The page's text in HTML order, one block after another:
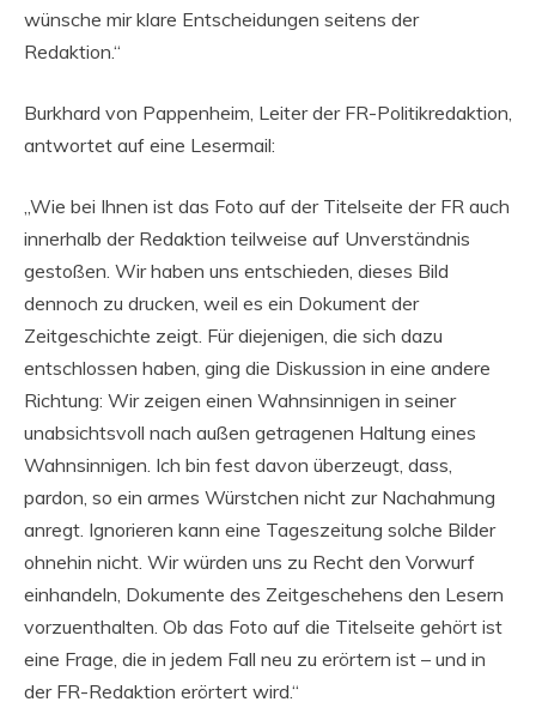
wünsche mir klare Entscheidungen seitens der
Redaktion.“
Burkhard von Pappenheim, Leiter der FR-Politikredaktion,
antwortet auf eine Lesermail:
„Wie bei Ihnen ist das Foto auf der Titelseite der FR auch
innerhalb der Redaktion teilweise auf Unverständnis
gestoßen. Wir haben uns entschieden, dieses Bild
dennoch zu drucken, weil es ein Dokument der
Zeitgeschichte zeigt. Für diejenigen, die sich dazu
entschlossen haben, ging die Diskussion in eine andere
Richtung: Wir zeigen einen Wahnsinnigen in seiner
unabsichtsvoll nach außen getragenen Haltung eines
Wahnsinnigen. Ich bin fest davon überzeugt, dass,
pardon, so ein armes Würstchen nicht zur Nachahmung
anregt. Ignorieren kann eine Tageszeitung solche Bilder
ohnehin nicht. Wir würden uns zu Recht den Vorwurf
einhandeln, Dokumente des Zeitgeschehens den Lesern
vorzuenthalten. Ob das Foto auf die Titelseite gehört ist
eine Frage, die in jedem Fall neu zu erörtern ist – und in
der FR-Redaktion erörtert wird.“